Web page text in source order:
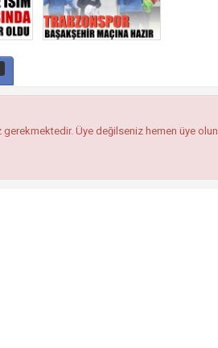
Üye değilseniz hemen üye olun.